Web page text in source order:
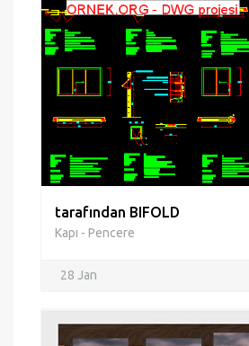
tarafından BIFOLD
Kapı - Pencere
28 Jan